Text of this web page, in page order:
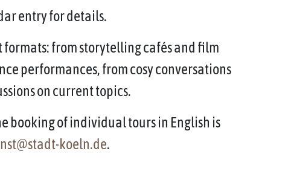
entry for details.
from storytelling cafés and film
performances, from cosy conversations
on current topics.
booking of individual tours in English is
koeln.de.